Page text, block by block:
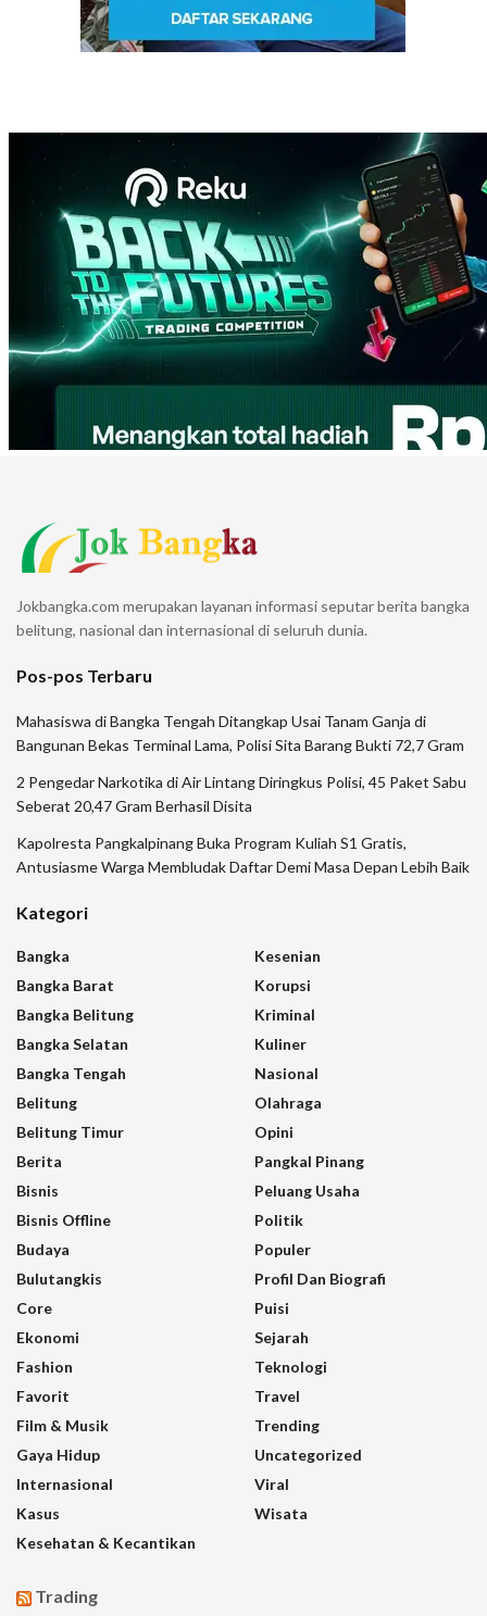
Jokbangka.com merupakan layanan informasi seputar berita bangka
belitung, nasional dan internasional di seluruh dunia.
Pos-pos Terbaru
Mahasiswa di Bangka Tengah Ditangkap Usai Tanam Ganja di
Bangunan Bekas Terminal Lama, Polisi Sita Barang Bukti 72,7 Gram
2 Pengedar Narkotika di Air Lintang Diringkus Polisi, 45 Paket Sabu
Seberat 20,47 Gram Berhasil Disita
Kapolresta Pangkalpinang Buka Program Kuliah S1 Gratis,
Antusiasme Warga Membludak Daftar Demi Masa Depan Lebih Baik
Kategori
Bangka
Bangka Barat
Bangka Belitung
Bangka Selatan
Bangka Tengah
Belitung
Belitung Timur
Berita
Bisnis
Bisnis Offline
Budaya
Bulutangkis
Core
Ekonomi
Fashion
Favorit
Film & Musik
Gaya Hidup
Internasional
Kasus
Kesehatan & Kecantikan
Kesenian
Korupsi
Kriminal
Kuliner
Nasional
Olahraga
Opini
Pangkal Pinang
Peluang Usaha
Politik
Populer
Profil Dan Biografi
Puisi
Sejarah
Teknologi
Travel
Trending
Uncategorized
Viral
Wisata
Trading